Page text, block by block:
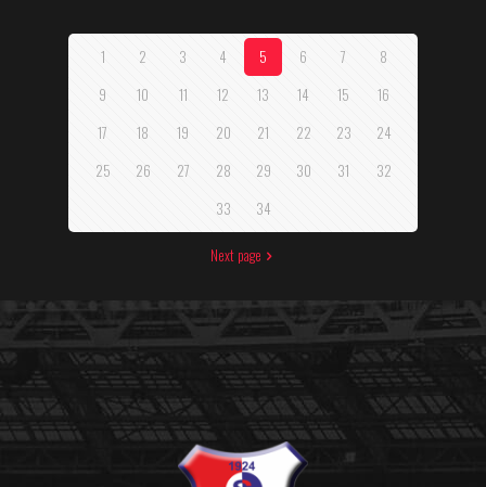
1 2 3 4 5 6 7
8
9
10 11 12 13 14 15
16
17
18 19 20 21 22 23
24
25
26 27 28 29 30 31
32
33
34
Next page